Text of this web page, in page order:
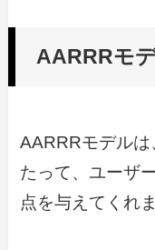
AARRRモ
AARRRモデル
たって、ユーザ
点を与えてくれま